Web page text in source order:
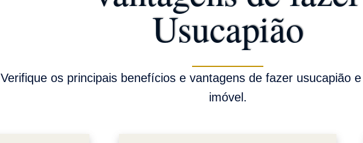
Usucapião
Verifique os principais benefícios e vantagens de fazer usucapião
imóvel.